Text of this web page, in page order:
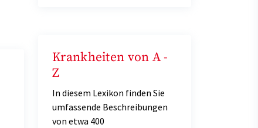
Krankheiten von A -
Z
In diesem Lexikon finden Sie
umfassende Beschreibungen
von etwa 400